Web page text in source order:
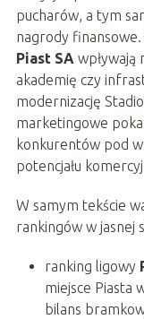
pucharów, a tym
nagrody finansowe.
Piast SA wpływają
akademię czy
modernizację
marketingowe
konkurentów pod
potencjału
W samym tekście
rankingów w jasnej
ranking ligowy
miejsce Piasta
bilans